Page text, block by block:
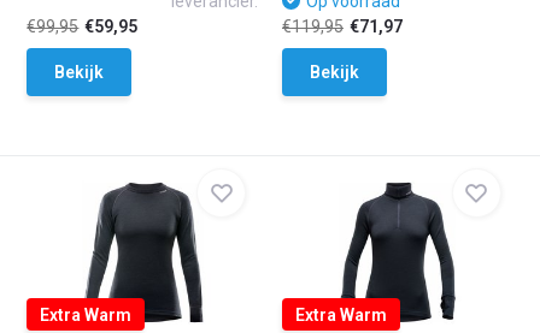
€99,95 €59,95
Bekijk
€119,95 €71,97
Bekijk
Extra Warm
Extra Warm